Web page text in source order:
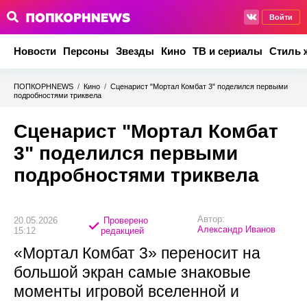
Войти
Новости Персоны Звезды Кино ТВ и сериалы Стиль
ПОПКОРНNEWS / Кино / Сценарист "Мортал Комбат 3" поделился первыми
подробностями триквела
Сценарист "Мортал Комбат
3" поделился первыми
подробностями триквела
20.05.2026
15:12
Проверено
редакцией
Автор:
Александр Иванов
«Мортал Комбат 3» переносит на
большой экран самые знаковые
моменты игровой вселенной и